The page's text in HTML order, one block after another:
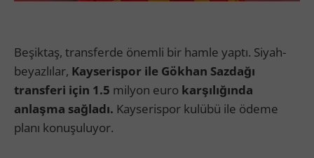
Beşiktaş, transferde önemli bir hamle yaptı. Siyah-
beyazlılar, Kayserispor ile Gökhan Sazdağı
transferi için 1.5 milyon euro karşılığında
anlaşma sağladı. Kayserispor kulübü ile ödeme
planı konuşuluyor.